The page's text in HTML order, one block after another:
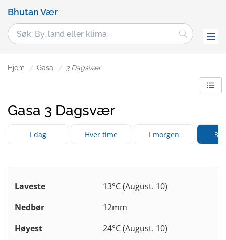
Bhutan Vær
Hjem Gasa 3 Dagsvær
Gasa 3 Dagsvær
I dag Hver time I morgen 3
Laveste
13°C (August. 10)
Nedbør
12mm
Høyest
24°C (August. 10)